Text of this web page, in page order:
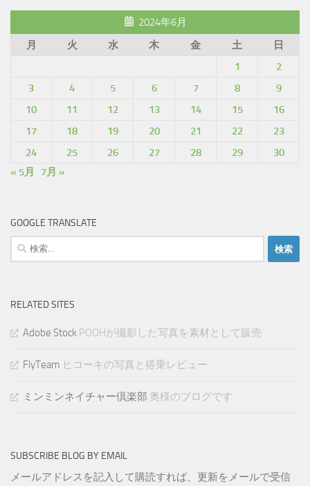
2024年6月
月
火 水 木 金 土
日
1
2
3
4 5 6 7 8
9
10
11 12 13 14 15
16
17
18 19 20 21 22
23
24
25 26 27 28 29
30
« 5月
7月 »
GOOGLE TRANSLATE
検
索:
RELATED SITES
Adobe Stock POOHが撮影した写真を素材として販売
FlyTeam ヒコーキの写真と搭乗レビュー
ミンミンネイチャー倶楽部 奥様のブログです
SUBSCRIBE BLOG BY EMAIL
メールアドレスを記入して購読すれば、更新をメールで受信